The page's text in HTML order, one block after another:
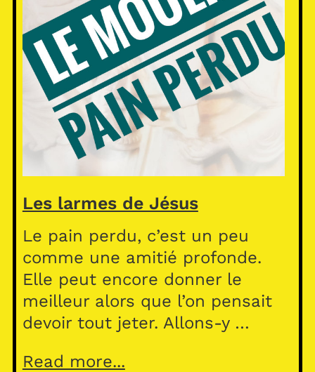
Les larmes de Jésus
Le pain perdu, c’est un peu
comme une amitié profonde.
Elle peut encore donner le
meilleur alors que l’on pensait
devoir tout jeter. Allons-y …
Read more...